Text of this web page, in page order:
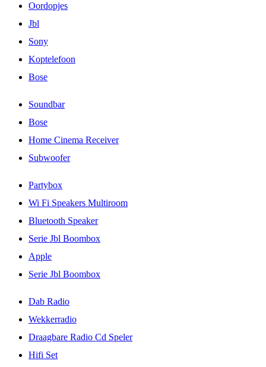
Oordopjes
Jbl
Sony
Koptelefoon
Bose
Soundbar
Bose
Home Cinema Receiver
Subwoofer
Partybox
Wi Fi Speakers Multiroom
Bluetooth Speaker
Serie Jbl Boombox
Apple
Serie Jbl Boombox
Dab Radio
Wekkerradio
Draagbare Radio Cd Speler
Hifi Set